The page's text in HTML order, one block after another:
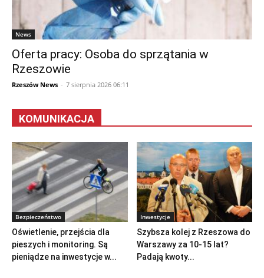
News
Oferta pracy: Osoba do sprzątania w
Rzeszowie
Rzeszów News - 7 sierpnia 2026 06:11
KOMUNIKACJA
Bezpieczeństwo
Oświetlenie, przejścia dla
pieszych i monitoring. Są
pieniądze na inwestycje w...
Inwestycje
Szybsza kolej z Rzeszowa do
Warszawy za 10-15 lat?
Padają kwoty...